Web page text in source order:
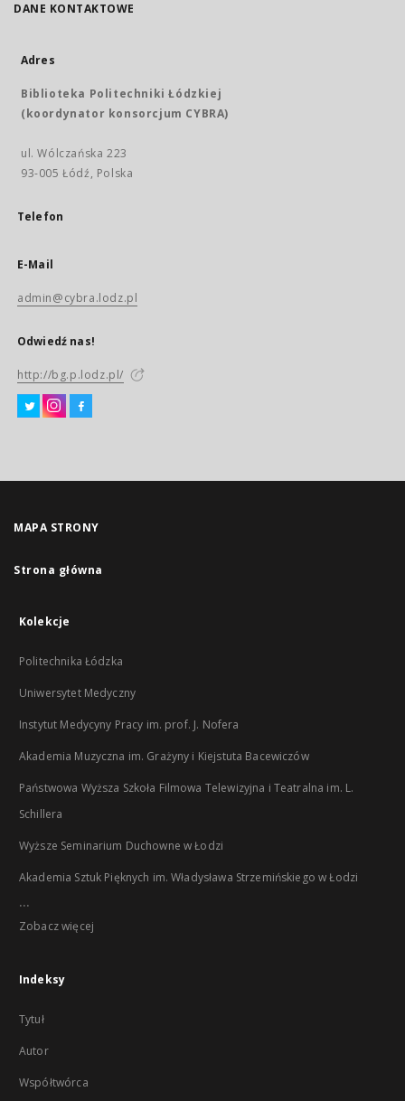
DANE KONTAKTOWE
Adres
Biblioteka Politechniki Łódzkiej
(koordynator konsorcjum CYBRA)
ul. Wólczańska 223
93-005 Łódź, Polska
Telefon
E-Mail
admin@cybra.lodz.pl
Odwiedź nas!
http://bg.p.lodz.pl/
MAPA STRONY
Strona główna
Kolekcje
Politechnika Łódzka
Uniwersytet Medyczny
Instytut Medycyny Pracy im. prof. J. Nofera
Akademia Muzyczna im. Grażyny i Kiejstuta Bacewiczów
Państwowa Wyższa Szkoła Filmowa Telewizyjna i Teatralna im. L.
Schillera
Wyższe Seminarium Duchowne w Łodzi
Akademia Sztuk Pięknych im. Władysława Strzemińskiego w Łodzi
...
Zobacz więcej
Indeksy
Tytuł
Autor
Współtwórca